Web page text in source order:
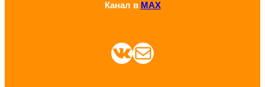
Канал в MAX
ВКонтакте Почта